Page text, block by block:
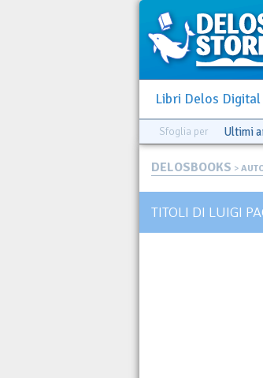
Libri Delos Digital
Sfoglia per Ultimi
DELOSBOOKS >
TITOLI DI LUIGI